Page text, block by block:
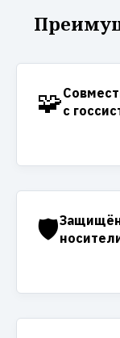
🧩с
🛡️